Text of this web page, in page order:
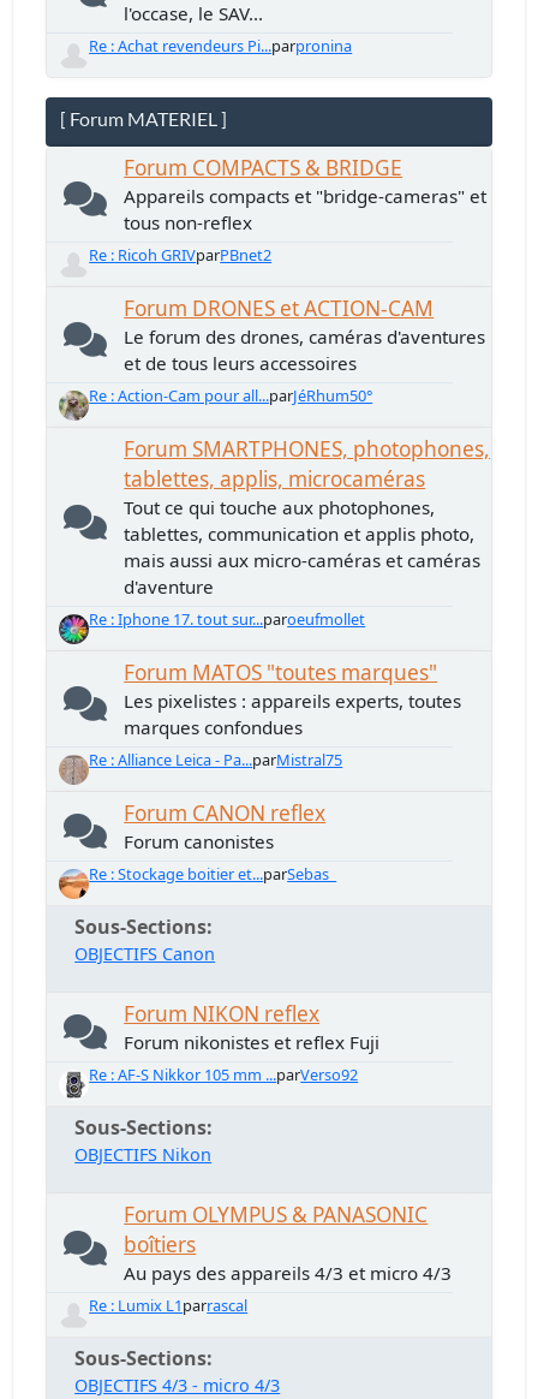
l'occase, le SAV...
Re : Achat revendeurs Pi...parpronina
[ Forum MATERIEL ]
Forum COMPACTS & BRIDGE
Appareils compacts et "bridge-cameras" et
tous non-reflex
Re : Ricoh GRIVparPBnet2
Forum DRONES et ACTION-CAM
Le forum des drones, caméras d'aventures
et de tous leurs accessoires
Re : Action-Cam pour all...parJéRhum50°
Forum SMARTPHONES, photophones,
tablettes, applis, microcaméras
Tout ce qui touche aux photophones,
tablettes, communication et applis photo,
mais aussi aux micro-caméras et caméras
d'aventure
Re : Iphone 17. tout sur...paroeufmollet
Forum MATOS "toutes marques"
Les pixelistes : appareils experts, toutes
marques confondues
Re : Alliance Leica - Pa...parMistral75
Forum CANON reflex
Forum canonistes
Re : Stockage boitier et...parSebas_
Sous-Sections
OBJECTIFS Canon
Forum NIKON reflex
Forum nikonistes et reflex Fuji
Re : AF-S Nikkor 105 mm ...parVerso92
Sous-Sections
OBJECTIFS Nikon
Forum OLYMPUS & PANASONIC
boîtiers
Au pays des appareils 4/3 et micro 4/3
Re : Lumix L1parrascal
Sous-Sections
OBJECTIFS 4/3 - micro 4/3